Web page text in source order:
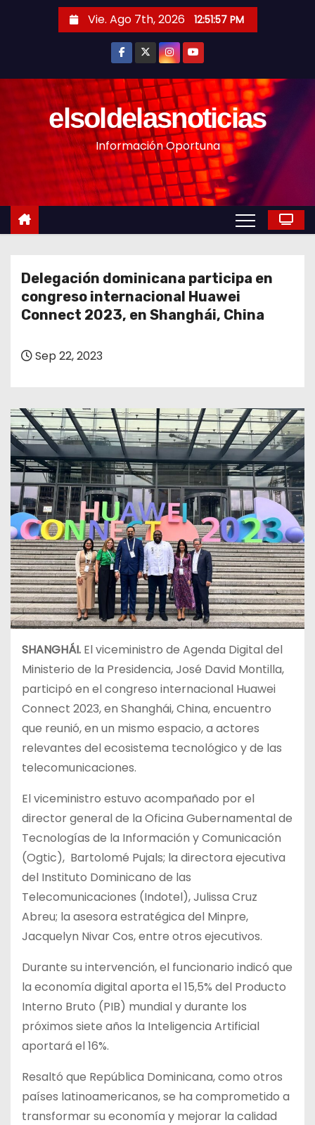
n
Vie. Ago 7th, 2026 12:51:59 PM
elsoldelasnoticias
Información Oportuna
Delegación dominicana participa en
congreso internacional Huawei
Connect 2023, en Shanghái, China
Sep 22, 2023
SHANGHÁI. El viceministro de Agenda Digital del
Ministerio de la Presidencia, José David Montilla,
participó en el congreso internacional Huawei
Connect 2023, en Shanghái, China, encuentro
que reunió, en un mismo espacio, a actores
relevantes del ecosistema tecnológico y de las
telecomunicaciones.
El viceministro estuvo acompañado por el
director general de la Oficina Gubernamental de
Tecnologías de la Información y Comunicación
(Ogtic), Bartolomé Pujals; la directora ejecutiva
del Instituto Dominicano de las
Telecomunicaciones (Indotel), Julissa Cruz
Abreu; la asesora estratégica del Minpre,
Jacquelyn Nivar Cos, entre otros ejecutivos.
Durante su intervención, el funcionario indicó que
la economía digital aporta el 15,5% del Producto
Interno Bruto (PIB) mundial y durante los
próximos siete años la Inteligencia Artificial
aportará el 16%.
Resaltó que República Dominicana, como otros
países latinoamericanos, se ha comprometido a
transformar su economía y mejorar la calidad